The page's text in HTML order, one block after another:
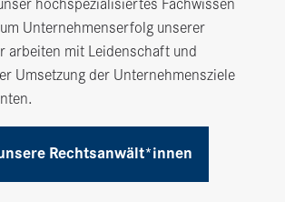
Unternehmenserfolg unserer
arbeiten mit Leidenschaft und
Umsetzung der Unternehmensziele
Rechtsanwält*innen